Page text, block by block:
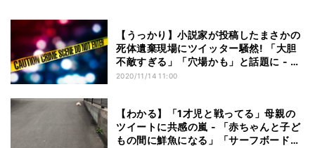
【うっかり】小説家が投稿したまさかの
死体遺棄現場にツイッター騒然! 「大胆
不敵すぎる」「穴場かも」と話題に - こ
のあと事件はどうなる…?
2020/11/14 11:00
【わかる】「1才児と戦ってる」母親の
ツイートに共感の嵐 - 「赤ちゃんと子ど
もの間に鮮魚になる」「サーフボード持